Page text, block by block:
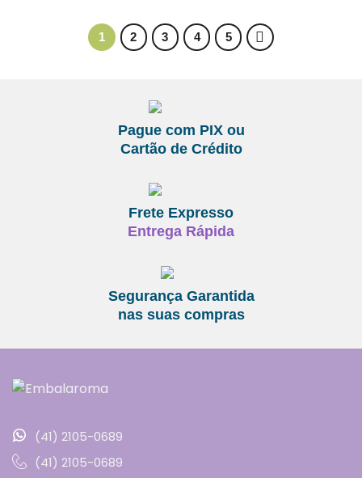
1 2 3 4 5
Pague com PIX ou
Cartão de Crédito
Frete Expresso
Entrega Rápida
Segurança Garantida
nas suas compras
(41) 2105-0689
(41) 2105-0689